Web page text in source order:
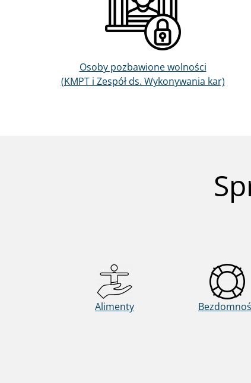
Osoby pozbawione wolności
(KMPT i Zespół ds. Wykonywania kar)
Alimenty